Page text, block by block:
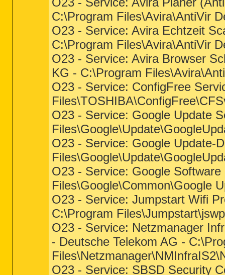
C:\Program Files\Avira\AntiVir
O23 - Service: Avira Echtzeit
C:\Program Files\Avira\AntiVir
O23 - Service: Avira Browser
KG - C:\Program
O23 - Service: ConfigFree
O23 - Service: Google Update
O23 - Service: Google Update-
O23 - Service: Google
Files\Google\Common\Google
O23 - Service: Jumpstart Wifi
C:\Program
O23 - Service: Netzmanager
- Deutsche Telekom AG -
O23 - Service: SBSD Security